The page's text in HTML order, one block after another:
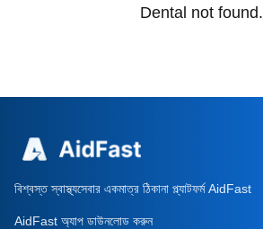
Dental not found.
বিশ্বস্ত স্বাস্থ্যসেবার একমাত্র ঠিকানা প্ল্যাটফর্ম AidFast
AidFast অ্যাপ ডাউনলোড করুন